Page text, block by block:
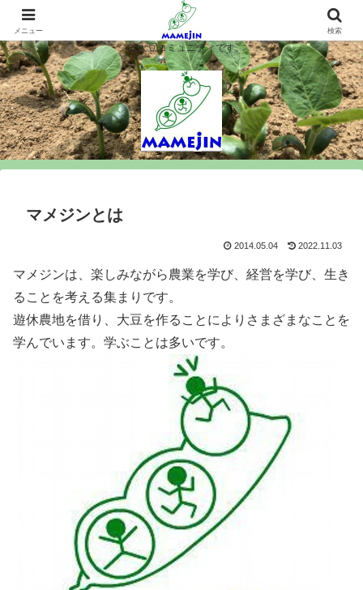
マメジンは大豆を作ります、シロウト農業を楽しみます、大豆コミュニティ＝
マメジン。大豆栽培や味噌豆腐づくりで農業と食料問題を考え行動するマメジ
ンは大豆コミュニティです。
マメジンとは
2014.05.04 2022.11.03
マメジンは、楽しみながら農業を学び、経営を学び、生き
ることを考える集まりです。
遊休農地を借り、大豆を作ることによりさまざまなことを
学んでいます。学ぶことは多いです。
メニュー 検索